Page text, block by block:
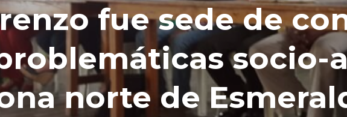
fue sede de
socio-
norte de